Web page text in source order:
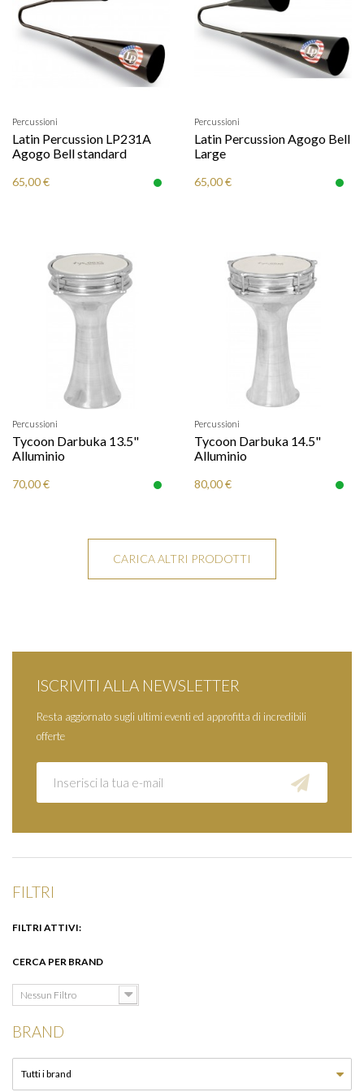
Percussioni
Latin Percussion LP231A
Agogo Bell standard
65,00 €
Percussioni
Latin Percussion Agogo Bell
Large
65,00 €
Percussioni
Tycoon Darbuka 13.5"
Alluminio
70,00 €
Percussioni
Tycoon Darbuka 14.5"
Alluminio
80,00 €
CARICA ALTRI PRODOTTI
ISCRIVITI ALLA NEWSLETTER
Resta aggiornato sugli ultimi eventi ed approfitta di incredibili
offerte
FILTRI
FILTRI ATTIVI:
CERCA PER BRAND
Nessun Filtro
BRAND